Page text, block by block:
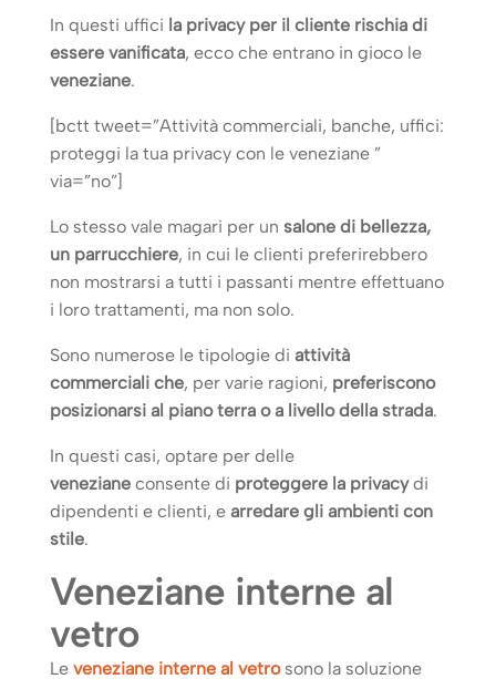
In questi uffici la privacy per il cliente rischia di
essere vanificata, ecco che entrano in gioco le
veneziane.
[bctt tweet=”Attività commerciali, banche, uffici:
proteggi la tua privacy con le veneziane ”
via=”no”]
Lo stesso vale magari per un salone di bellezza,
un parrucchiere, in cui le clienti preferirebbero
non mostrarsi a tutti i passanti mentre effettuano
i loro trattamenti, ma non solo.
Sono numerose le tipologie di attività
commerciali che, per varie ragioni, preferiscono
posizionarsi al piano terra o a livello della strada.
In questi casi, optare per delle
veneziane consente di proteggere la privacydi
dipendenti e clienti, e arredare gli ambienti con
stile.
Veneziane interne al
vetro
Le veneziane interne al vetrosono la soluzione